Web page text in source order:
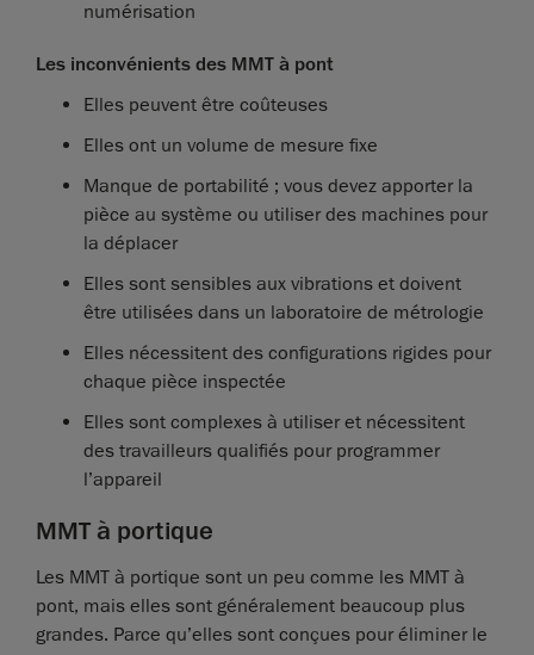
numérisation
Les inconvénients des MMT à pont
Elles peuvent être coûteuses
Elles ont un volume de mesure fixe
Manque de portabilité ; vous devez apporter la
pièce au système ou utiliser des machines pour
la déplacer
Elles sont sensibles aux vibrations et doivent
être utilisées dans un laboratoire de métrologie
Elles nécessitent des configurations rigides pour
chaque pièce inspectée
Elles sont complexes à utiliser et nécessitent
des travailleurs qualifiés pour programmer
l’appareil
MMT à portique
Les MMT à portique sont un peu comme les MMT à
pont, mais elles sont généralement beaucoup plus
grandes. Parce qu’elles sont conçues pour éliminer le